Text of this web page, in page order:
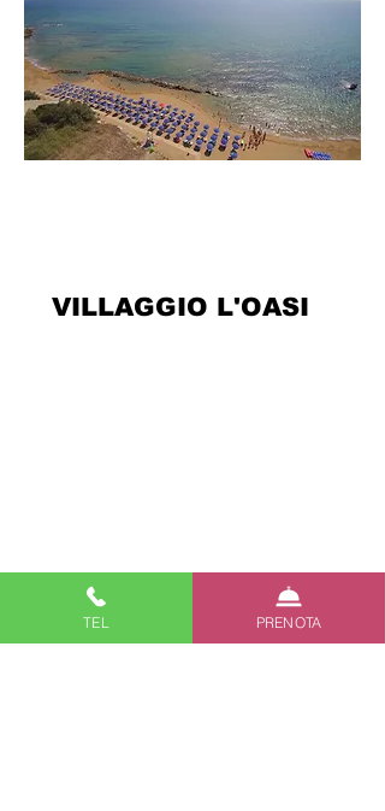
VILLAGGIO L'OASI
TEL PRENOTA